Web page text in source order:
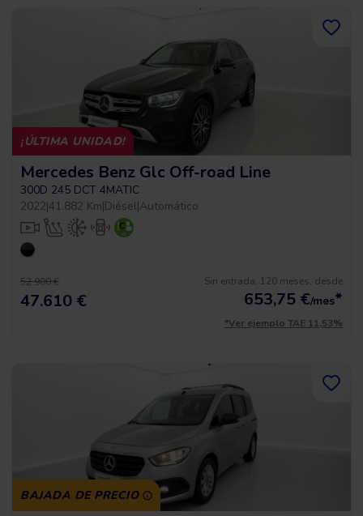
¡ÚLTIMA UNIDAD!
Mercedes Benz Glc Off-road Line
300D 245 DCT 4MATIC
2022|41.882 Km|Diésel|Automático
52.900 €
47.610 €
Sin entrada, 120 meses, desde
653,75 €/mes*
*Ver ejemplo TAE 11,53%
BAJADA DE PRECIO